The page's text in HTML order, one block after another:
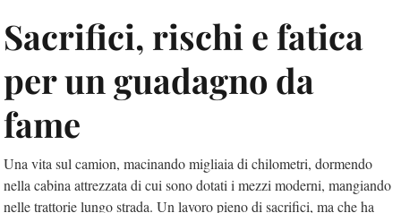
Sacrifici, rischi e fatica
per un guadagno da
fame
Una vita sul camion, macinando migliaia di chilometri, dormendo
nella cabina attrezzata di cui sono dotati i mezzi moderni, mangiando
nelle trattorie lungo strada. Un lavoro pieno di sacrifici, ma che ha